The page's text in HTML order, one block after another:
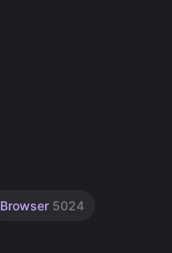
Browser 5024